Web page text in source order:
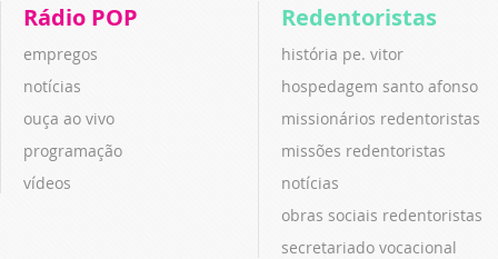
Rádio POP
empregos
notícias
ouça ao vivo
programação
vídeos
Redentoristas
história pe. vitor
hospedagem santo afonso
missionários redentoristas
missões redentoristas
notícias
obras sociais redentoristas
secretariado vocacional